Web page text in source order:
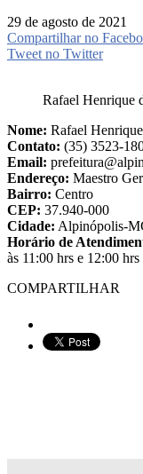
29 de agosto de 2021
Compartilhar no
Tweet no Twitter
Rafael Henrique
Nome: Rafael
Contato: (35) 3523-
Email:
Endereço: Maestro
Bairro: Centro
CEP: 37.940-000
Cidade: Alpinópolis-
Horário de
às 11:00 hrs e 12:00
COMPARTILHAR